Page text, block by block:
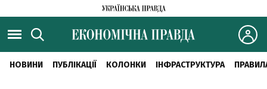
НОВИНИ ПУБЛІКАЦІЇ КОЛОНКИ ІНФРАСТРУКТУРА